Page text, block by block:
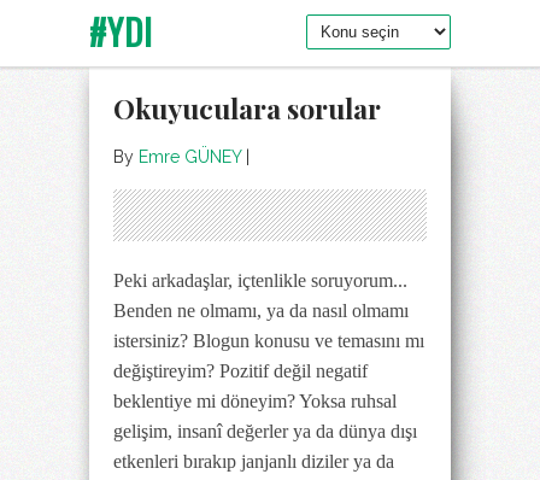
#YDI
Okuyuculara sorular
By Emre GÜNEY|
Peki arkadaşlar, içtenlikle soruyorum...
Benden ne olmamı, ya da nasıl olmamı
istersiniz? Blogun konusu ve temasını mı
değiştireyim? Pozitif değil negatif
beklentiye mi döneyim? Yoksa ruhsal
gelişim, insanî değerler ya da dünya dışı
etkenleri bırakıp janjanlı diziler ya da